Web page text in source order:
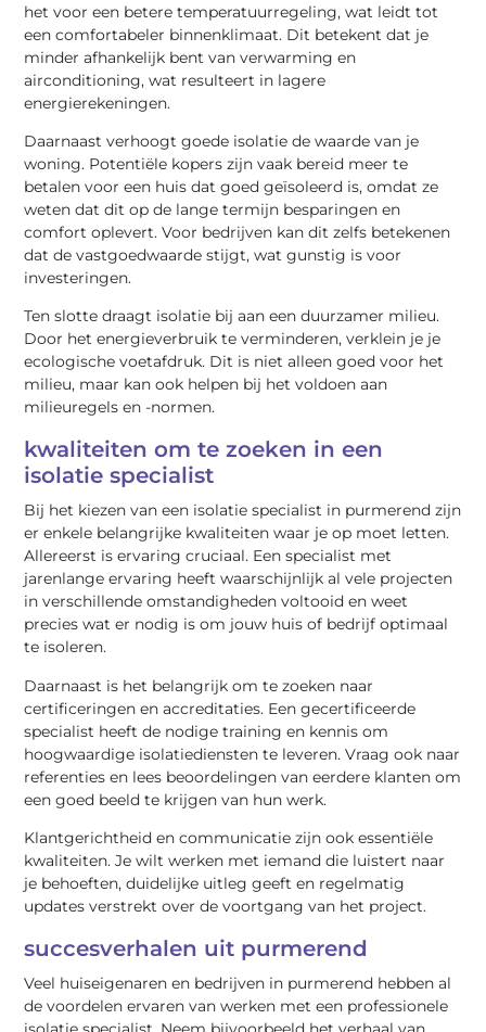
het voor een betere temperatuurregeling, wat leidt tot
een comfortabeler binnenklimaat. Dit betekent dat je
minder afhankelijk bent van verwarming en
airconditioning, wat resulteert in lagere
energierekeningen.
Daarnaast verhoogt goede isolatie de waarde van je
woning. Potentiële kopers zijn vaak bereid meer te
betalen voor een huis dat goed geïsoleerd is, omdat ze
weten dat dit op de lange termijn besparingen en
comfort oplevert. Voor bedrijven kan dit zelfs betekenen
dat de vastgoedwaarde stijgt, wat gunstig is voor
investeringen.
Ten slotte draagt isolatie bij aan een duurzamer milieu.
Door het energieverbruik te verminderen, verklein je je
ecologische voetafdruk. Dit is niet alleen goed voor het
milieu, maar kan ook helpen bij het voldoen aan
milieuregels en -normen.
kwaliteiten om te zoeken in een
isolatie specialist
Bij het kiezen van een isolatie specialist in purmerend zijn
er enkele belangrijke kwaliteiten waar je op moet letten.
Allereerst is ervaring cruciaal. Een specialist met
jarenlange ervaring heeft waarschijnlijk al vele projecten
in verschillende omstandigheden voltooid en weet
precies wat er nodig is om jouw huis of bedrijf optimaal
te isoleren.
Daarnaast is het belangrijk om te zoeken naar
certificeringen en accreditaties. Een gecertificeerde
specialist heeft de nodige training en kennis om
hoogwaardige isolatiediensten te leveren. Vraag ook naar
referenties en lees beoordelingen van eerdere klanten om
een goed beeld te krijgen van hun werk.
Klantgerichtheid en communicatie zijn ook essentiële
kwaliteiten. Je wilt werken met iemand die luistert naar
je behoeften, duidelijke uitleg geeft en regelmatig
updates verstrekt over de voortgang van het project.
succesverhalen uit purmerend
Veel huiseigenaren en bedrijven in purmerend hebben al
de voordelen ervaren van werken met een professionele